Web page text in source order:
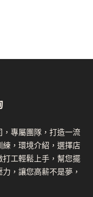
專屬團隊，打造一流
，環境介紹，選擇店
工輕鬆上手，幫您擺
，讓您高薪不是夢，